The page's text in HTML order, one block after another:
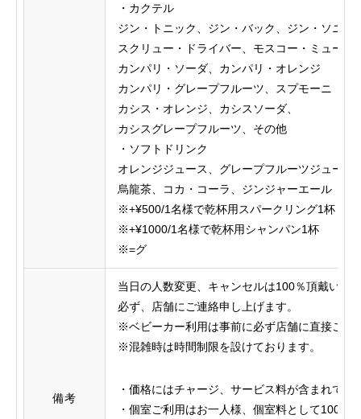
・カクテル
ジン・トニック、ジン・バック、ジン・ソニッ
スクリュー・ドライバー、モスコー・ミュール
カンパリ・ソーダ、カンパリ・オレンジ
カンパリ・グレープフルーツ、スプモーニ
カシス・オレンジ、カシスソーダ、
カシスグレープフルーツ、その他
・ソフトドリンク
オレンジジュース、グレープフルーツジュース
烏龍茶、コカ・コーラ、ジンジャーエール
※+¥500/1名様で乾杯用スパークリング1杯
※+¥1000/1名様で乾杯用シャンパン1杯
※=グ
備考
当日の人数変更、キャンセルは100％頂戴いた
必ず、店舗にご連絡申し上げます。
※ベビーカー利用は事前に必ず店舗に直接ご連
※混雑時は時間制限を設けております。
・価格にはチャージ、サービス料が含まれてお
・個室ご利用はお一人様、個室料として1000